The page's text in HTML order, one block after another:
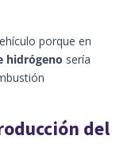
porque en
hidrógeno sería
del